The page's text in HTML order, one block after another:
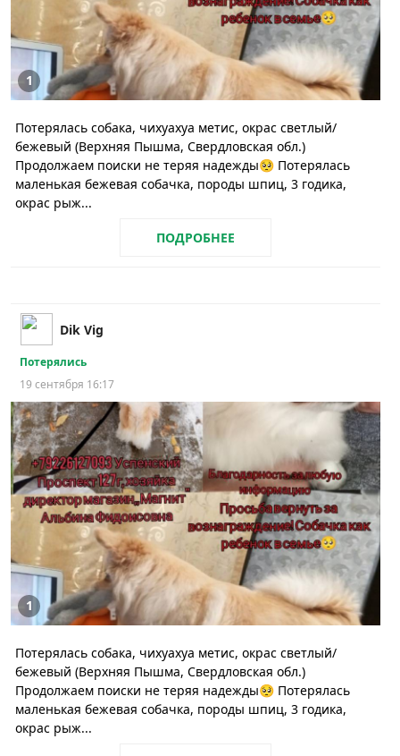
1
Потерялась собака, чихуахуа метис, окрас светлый/
бежевый (Верхняя Пышма, Свердловская обл.)
Продолжаем поиски не теряя надежды🥺 Потерялась
маленькая бежевая собачка, породы шпиц, 3 годика,
окрас рыж...
ПОДРОБНЕЕ
Dik Vig
Потерялись
19 сентября 16:17
1
Потерялась собака, чихуахуа метис, окрас светлый/
бежевый (Верхняя Пышма, Свердловская обл.)
Продолжаем поиски не теряя надежды🥺 Потерялась
маленькая бежевая собачка, породы шпиц, 3 годика,
окрас рыж...